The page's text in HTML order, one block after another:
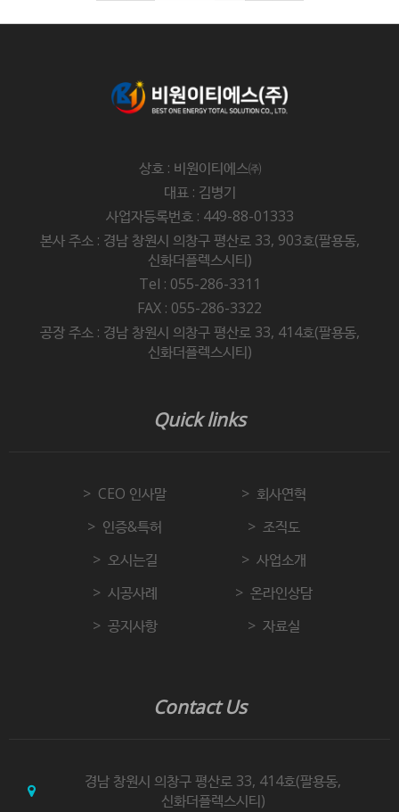
상호 : 비원이티에스㈜
대표 : 김병기
사업자등록번호 : 449-88-01333
본사 주소 : 경남 창원시 의창구 평산로 33, 903호(팔용동,
신화더플렉스시티)
Tel : 055-286-3311
FAX : 055-286-3322
공장 주소 : 경남 창원시 의창구 평산로 33, 414호(팔용동,
신화더플렉스시티)
Quick links
CEO 인사말
회사연혁
인증&특허
조직도
오시는길
사업소개
시공사례
온라인상담
공지사항
자료실
Contact Us
경남 창원시 의창구 평산로 33, 414호(팔용동,
신화더플렉스시티)